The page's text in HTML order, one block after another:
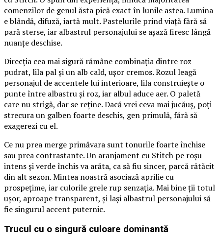
comenzilor de genul ăsta pică exact în lunile astea. Lumina
e blândă, difuză, iartă mult. Pastelurile prind viață fără să
pară sterse, iar albastrul personajului se așază firesc lângă
nuanțe deschise.
Direcția cea mai sigură rămâne combinația dintre roz
pudrat, lila pal și un alb cald, ușor cremos. Rozul leagă
personajul de accentele lui interioare, lila construiește o
punte între albastru și roz, iar albul aduce aer. O paletă
care nu strigă, dar se reține. Dacă vrei ceva mai jucăuș, poți
strecura un galben foarte deschis, gen primulă, fără să
exagerezi cu el.
Ce nu prea merge primăvara sunt tonurile foarte închise
sau prea contrastante. Un aranjament cu Stitch pe roșu
intens și verde închis va arăta, ca să fiu sincer, parcă rătăcit
din alt sezon. Mintea noastră asociază aprilie cu
prospețime, iar culorile grele rup senzația. Mai bine ții totul
ușor, aproape transparent, și lași albastrul personajului să
fie singurul accent puternic.
Trucul cu o singură culoare dominantă